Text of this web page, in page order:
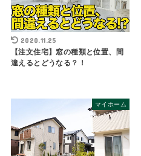
2020.11.25
【注文住宅】窓の種類と位置、間
違えるとどうなる？！
マイホーム